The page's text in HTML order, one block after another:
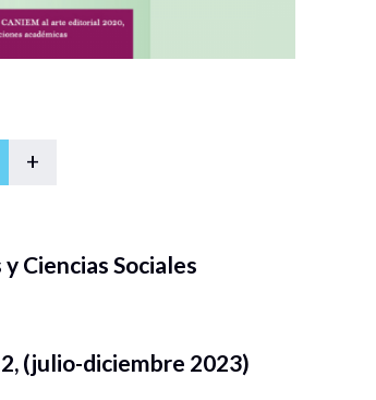
+
Ciencias Sociales
(julio-diciembre 2023)